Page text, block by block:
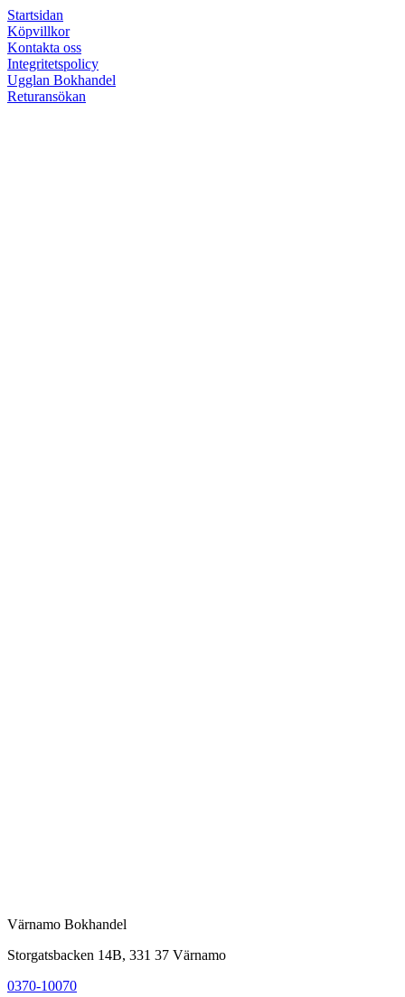
Startsidan
Köpvillkor
Kontakta oss
Integritetspolicy
Ugglan Bokhandel
Returansökan
Värnamo Bokhandel
Storgatsbacken 14B, 331 37 Värnamo
0370-10070